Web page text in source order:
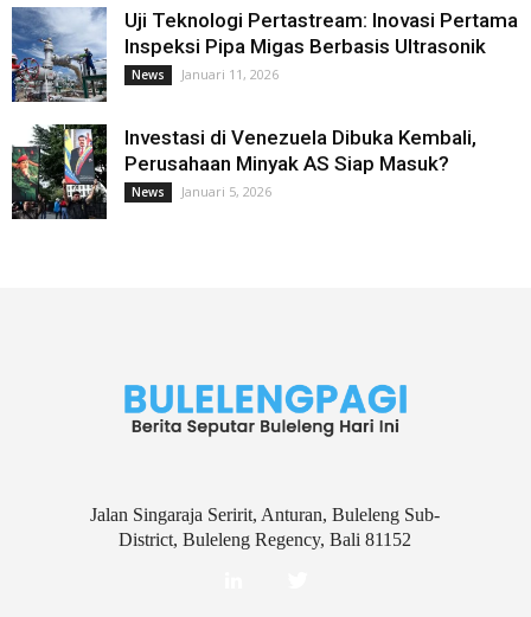
Uji Teknologi Pertastream: Inovasi Pertama
Inspeksi Pipa Migas Berbasis Ultrasonik
News Januari 11, 2026
Investasi di Venezuela Dibuka Kembali,
Perusahaan Minyak AS Siap Masuk?
News Januari 5, 2026
Jalan Singaraja Seririt, Anturan, Buleleng Sub-
District, Buleleng Regency, Bali 81152